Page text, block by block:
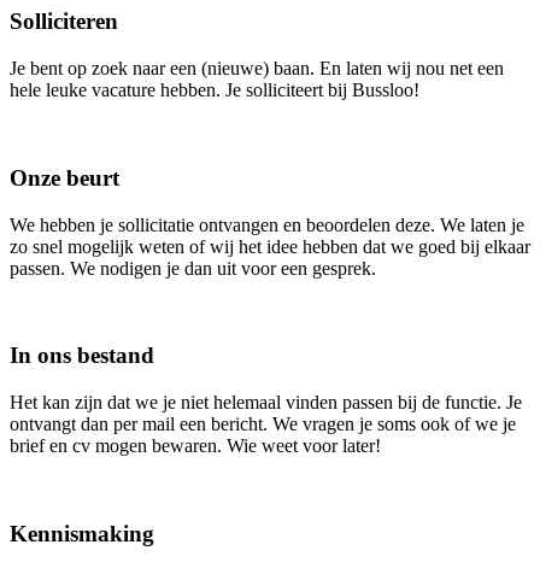
Solliciteren
Je bent op zoek naar een (nieuwe) baan. En laten wij nou net een
hele leuke vacature hebben. Je solliciteert bij Bussloo!
Onze beurt
We hebben je sollicitatie ontvangen en beoordelen deze. We laten je
zo snel mogelijk weten of wij het idee hebben dat we goed bij elkaar
passen. We nodigen je dan uit voor een gesprek.
In ons bestand
Het kan zijn dat we je niet helemaal vinden passen bij de functie. Je
ontvangt dan per mail een bericht. We vragen je soms ook of we je
brief en cv mogen bewaren. Wie weet voor later!
Kennismaking